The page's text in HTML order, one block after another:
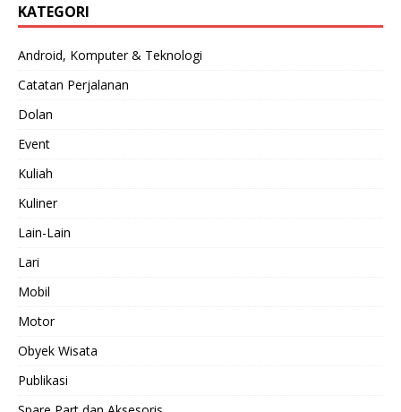
KATEGORI
Android, Komputer & Teknologi
Catatan Perjalanan
Dolan
Event
Kuliah
Kuliner
Lain-Lain
Lari
Mobil
Motor
Obyek Wisata
Publikasi